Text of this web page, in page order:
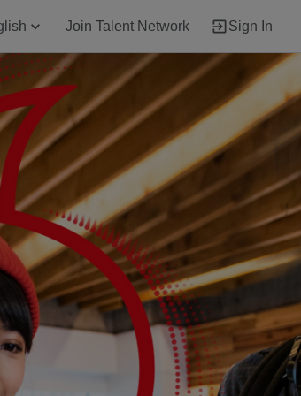
Join Talent Network Sign In